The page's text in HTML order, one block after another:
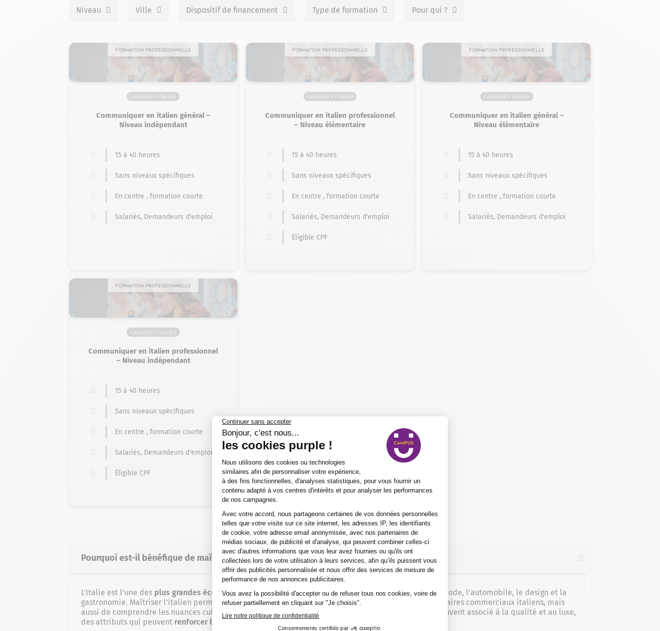
Niveau Ville Dispositif de financement Type de formation Pour qui ?
Formation professionnelle
Langues > Italien
Communiquer en italien général –
Niveau indépendant
15 à 40 heures
Sans niveaux spécifiques
En centre , formation courte
Salariés, Demandeurs d'emploi
Formation professionnelle
Langues > Italien
Communiquer en italien professionnel
– Niveau élémentaire
15 à 40 heures
Sans niveaux spécifiques
En centre , formation courte
Salariés, Demandeurs d'emploi
Éligible CPF
Formation professionnelle
Langues > Italien
Communiquer en italien général –
Niveau élémentaire
15 à 40 heures
Sans niveaux spécifiques
En centre , formation courte
Salariés, Demandeurs d'emploi
Formation professionnelle
Langues > Italien
Communiquer en italien professionnel
– Niveau indépendant
15 à 40 heures
Sans niveaux spécifiques
En centre , formation courte
Salariés, Demandeurs d'emploi
Éligible CPF
Pourquoi est-il bénéfique de maîtriser l'italien dans le monde des affaires ?
L’Italie est l’une des plus grandes économies d’Europeet un acteur clé dans des secteurs tels que la mode, l’automobile, le design et la
gastronomie. Maîtriser l’italien permet non seulement de communiquer efficacement avec des partenaires commerciaux italiens, mais
aussi de comprendre les nuances culturelles et les attentes du marché italien. De plus, l’italien est souvent associé à la qualité et au luxe,
des attributs qui peuvent renforcer la crédibilitéet l’image de marque dans certains secteurs.